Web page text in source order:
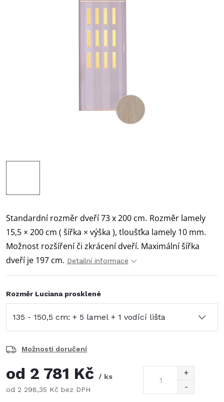
Standardní rozměr dveří 73 x 200 cm. Rozměr lamely
15,5 × 200 cm ( šířka × výška ), tloušťka lamely 10 mm.
Možnost rozšíření či zkrácení dveří. Maximální šířka
dveří je 197 cm. Detailní informace
Rozměr Luciana prosklené
Možnosti doručení
od 2 781 Kč
/ ks
od 2 298,35 Kč bez DPH